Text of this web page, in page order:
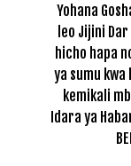
Yohana
leo Jijini
hicho hapa
ya sumu
kemikali
Idara ya